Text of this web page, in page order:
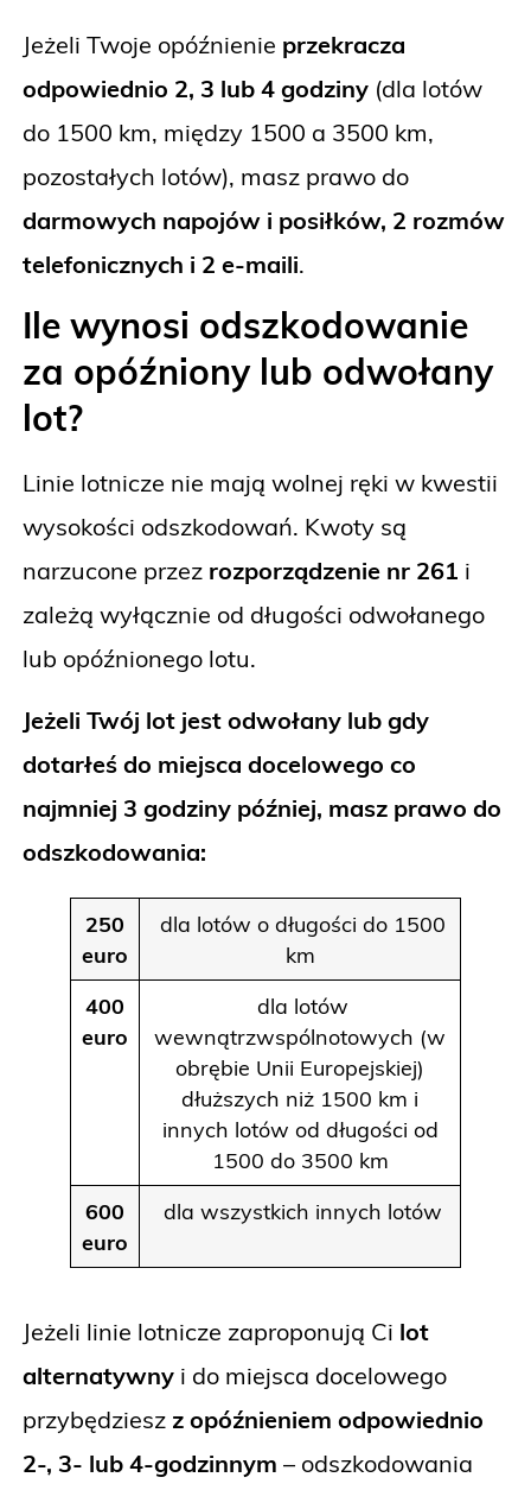
Jeżeli Twoje opóźnienie przekracza
odpowiednio 2, 3 lub 4 godziny (dla lotów
do 1500 km, między 1500 a 3500 km,
pozostałych lotów), masz prawo do
darmowych napojów i posiłków, 2 rozmów
telefonicznych i 2 e-maili.
Ile wynosi odszkodowanie
za opóźniony lub odwołany
lot?
Linie lotnicze nie mają wolnej ręki w kwestii
wysokości odszkodowań. Kwoty są
narzucone przez rozporządzenie nr 261 i
zależą wyłącznie od długości odwołanego
lub opóźnionego lotu.
Jeżeli Twój lot jest odwołany lub gdy
dotarłeś do miejsca docelowego co
najmniej 3 godziny później, masz prawo do
odszkodowania:
250
euro
dla lotów o długości do 1500
km
400
euro
dla lotów
wewnątrzwspólnotowych (w
obrębie Unii Europejskiej)
dłuższych niż 1500 km i
innych lotów od długości od
1500 do 3500 km
600
euro
dla wszystkich innych lotów
Jeżeli linie lotnicze zaproponują Ci lot
alternatywny i do miejsca docelowego
przybędziesz z opóźnieniem odpowiednio
2-, 3- lub 4-godzinnym – odszkodowania